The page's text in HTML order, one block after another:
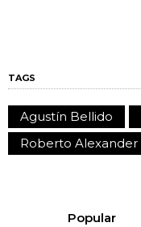
TAGS
Agustín Bellido
Roberto Alexander
Popular